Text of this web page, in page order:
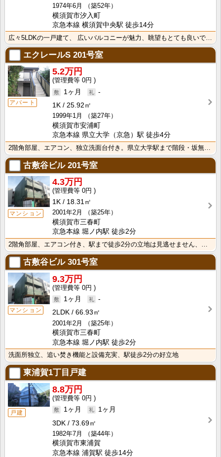
1974年6月
（築52年）
横須賀市汐入町
京急本線 横須賀中央駅 徒歩14分
エクレールS 201号室
アパート
5.2万円
0円
1ヶ月
-
1K
25.92㎡
1999年1月
（築27年）
横須賀市安浦町
京急本線 県立大学（京急）駅 徒歩4分
古敷谷ビル201号室
マンション
4.3万円
0円
1K
18.31㎡
2001年2月
（築25年）
横須賀市三春町
京急本線 堀ノ内駅 徒歩2分
2階角部屋、エアコン付き、駅まで徒歩2分の立地は見逃せません、経済済的な都市ガス使用、是非ご内見下さ･･･
古敷谷ビル301号室
マンション
9.3万円
0円
1ヶ月
-
2LDK
66.93㎡
2001年2月
（築25年）
横須賀市三春町
京急本線 堀ノ内駅 徒歩2分
洗面所独立、追い焚き機能と設備充実、駅徒歩2分の好立地
東浦賀1丁目戸建
戸建
8.8万円
0円
1ヶ月
1ヶ月
3DK
73.69㎡
1982年7月
（築44年）
横須賀市東浦賀
京急本線 浦賀駅 徒歩14分